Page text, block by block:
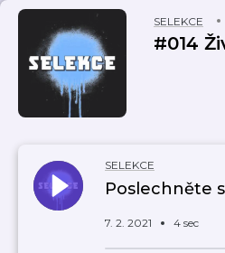
SELEKCE
#014
SELEKCE
Poslechněte
7. 2. 2021 4 sec